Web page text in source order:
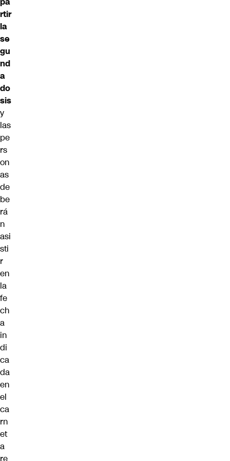
rtir
la
se
gu
nd
a
do
sis
y
las
pe
rs
on
as
de
be
rá
n
asi
sti
r
en
la
fe
ch
a
in
di
ca
da
en
el
ca
rn
et
a
re